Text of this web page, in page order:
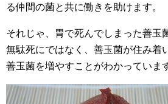
る仲間の菌と共に働きを助けます。
それじゃ、胃で死んでしまった善玉
無駄死にではなく、善玉菌が住み着
善玉菌を増やすことがわかっていま